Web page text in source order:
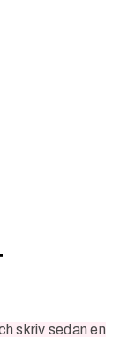
skriv sedan en